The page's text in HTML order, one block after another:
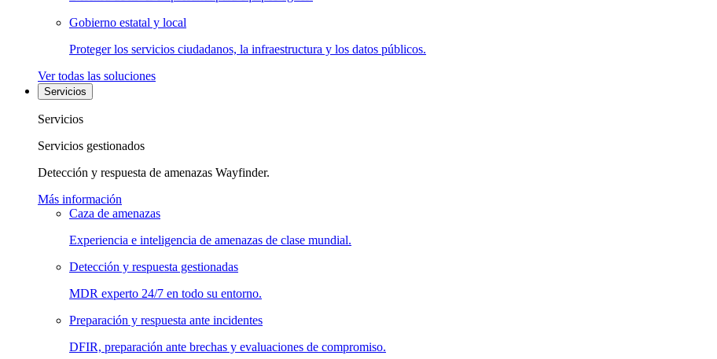
Gobierno estatal y local
Proteger los servicios ciudadanos, la infraestructura y los datos públicos.
Ver todas las soluciones
Servicios
Servicios
Servicios gestionados
Detección y respuesta de amenazas Wayfinder.
Más información
Caza de amenazas
Experiencia e inteligencia de amenazas de clase mundial.
Detección y respuesta gestionadas
MDR experto 24/7 en todo su entorno.
Preparación y respuesta ante incidentes
DFIR, preparación ante brechas y evaluaciones de compromiso.